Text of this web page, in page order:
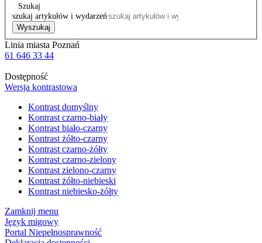
Szukaj
szukaj artykułów i wydarzeń
Wyszukaj
Linia miasta Poznań
61 646 33 44
Dostępność
Wersja kontrastowa
Kontrast domyślny
Kontrast czarno-biały
Kontrast biało-czarny
Kontrast żółto-czarny
Kontrast czarno-żółty
Kontrast czarno-zielony
Kontrast zielono-czarny
Kontrast żółto-niebieski
Kontrast niebiesko-żółty
Zamknij menu
Język migowy
Portal Niepełnosprawność